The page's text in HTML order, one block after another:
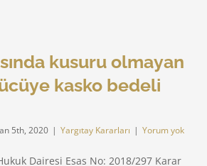
kusuru olmayan
kasko bedeli
5th, 2020 | Yargıtay Kararları | Yorum yok
Dairesi Esas No: 2018/297 Karar